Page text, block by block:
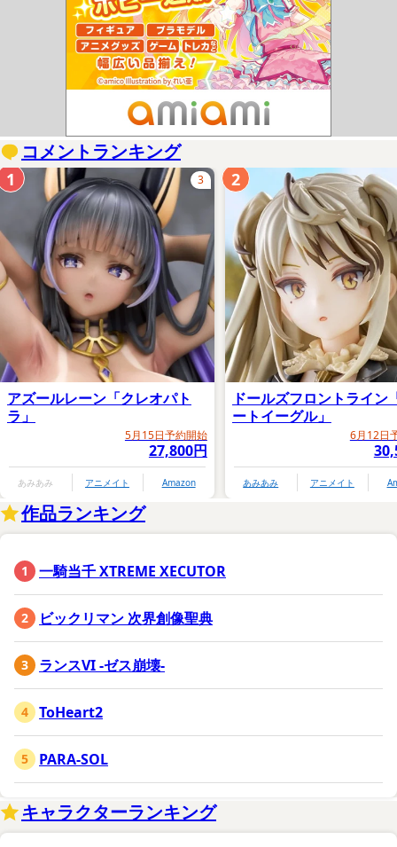
コメントランキング
アズールレーン「クレオパト
ラ」
5月15日予約開始
27,800円
あみあみ アニメイト Amazon
3
1
ドールズフロントライン
ートイーグル」
6月12日
あみあみ アニメイト
2
作品ランキング
一騎当千 XTREME XECUTOR
ビックリマン 次界創像聖典
ランスVI -ゼス崩壊-
ToHeart2
PARA-SOL
キャラクターランキング